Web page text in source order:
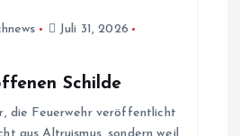
Juli 31, 2026
Schilde
die Feuerwehr veröffentlicht